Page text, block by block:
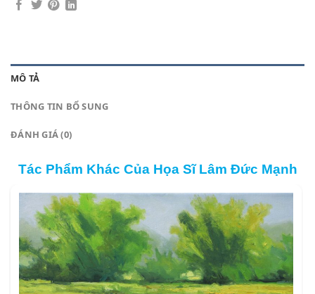
MÔ TẢ
THÔNG TIN BỔ SUNG
ĐÁNH GIÁ (0)
Tác Phẩm Khác Của Họa Sĩ Lâm Đức Mạnh